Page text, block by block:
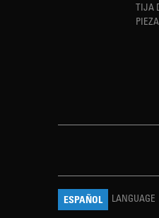
TIJA
ESPAÑOL LANGUAGE